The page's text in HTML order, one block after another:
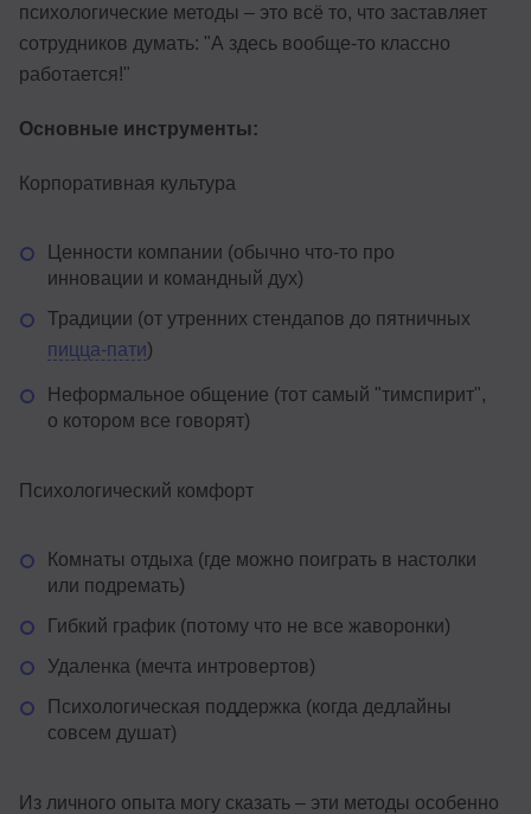
психологические методы – это всё то, что заставляет
сотрудников думать: "А здесь вообще-то классно
работается!"
Основные инструменты:
Корпоративная культура
Ценности компании (обычно что-то про
инновации и командный дух)
Традиции (от утренних стендапов до пятничных
пицца-пати)
Неформальное общение (тот самый "тимспирит",
о котором все говорят)
Психологический комфорт
Комнаты отдыха (где можно поиграть в настолки
или подремать)
Гибкий график (потому что не все жаворонки)
Удаленка (мечта интровертов)
Психологическая поддержка (когда дедлайны
совсем душат)
Из личного опыта могу сказать – эти методы особенно